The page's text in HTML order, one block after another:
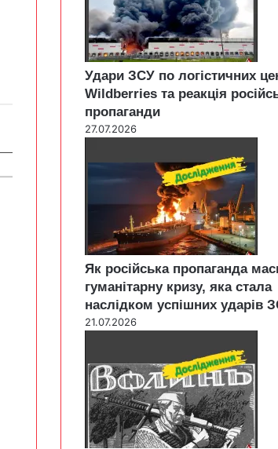
Удари ЗСУ по логістичних
Wildberries та реакція
пропаганди
27.07.2026
Як російська пропаганда
гуманітарну кризу, яка стала
наслідком успішних ударів
21.07.2026